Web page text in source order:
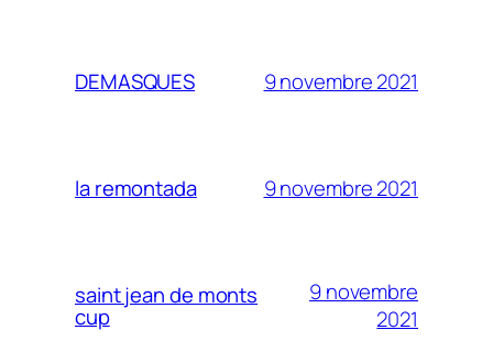
DEMASQUES 9 novembre 2021
la remontada 9 novembre 2021
saint jean de monts
cup
9 novembre
2021